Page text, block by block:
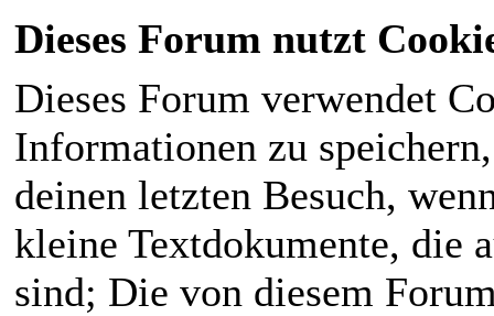
Dieses Forum nutzt
Dieses Forum verwendet
Informationen zu
deinen letzten Besuch,
kleine Textdokumente, die
sind; Die von diesem